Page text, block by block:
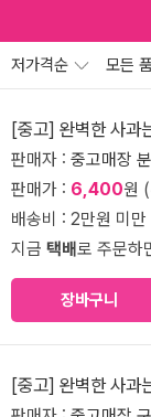
저가격순 모든
[중고] 완벽한 사과
판매자 : 중고매장
판매가 : 6,400원
배송비 : 2만원 미
지금 택배로 주문하
장바구니
[중고] 완벽한 사과